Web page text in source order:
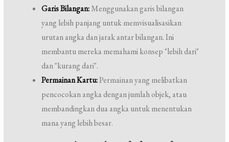
Garis Bilangan:Menggunakan garis bilangan
yang lebih panjang untuk memvisualisasikan
urutan angka dan jarak antar bilangan. Ini
membantu mereka memahami konsep "lebih dari"
dan "kurang dari".
Permainan Kartu:Permainan yang melibatkan
pencocokan angka dengan jumlah objek, atau
membandingkan dua angka untuk menentukan
mana yang lebih besar.